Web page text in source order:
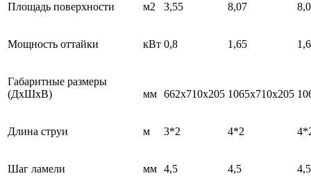
Площадь поверхности м2 3,55 8,07
Мощность оттайки кВт 0,8 1,65
Габаритные размеры
(ДхШхВ)
мм 662x710x205 1065x710x205
Длина струи м 3*2 4*2
Шаг ламели мм 4,5 4,5 4,5